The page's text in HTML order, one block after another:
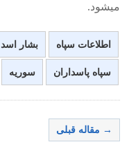
میشود.
اطلاعات سپاه بشار اسد
سپاه پاسداران سوریه
→ مقاله قبلی